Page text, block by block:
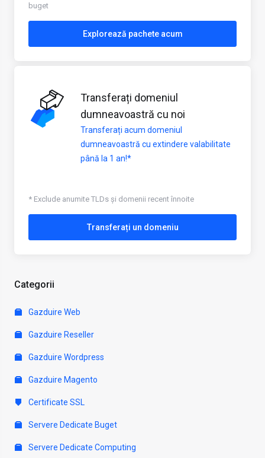
Categorii
Gazduire Web
Gazduire Reseller
Gazduire Wordpress
Gazduire Magento
Certificate SSL
Servere Dedicate Buget
Servere Dedicate Computing
buget
Explorează pachete acum
Transferați domeniul
dumneavoastră cu noi
Transferați acum domeniul
dumneavoastră cu extindere valabilitate
până la 1 an!*
* Exclude anumite TLDs și domenii recent înnoite
Transferați un domeniu